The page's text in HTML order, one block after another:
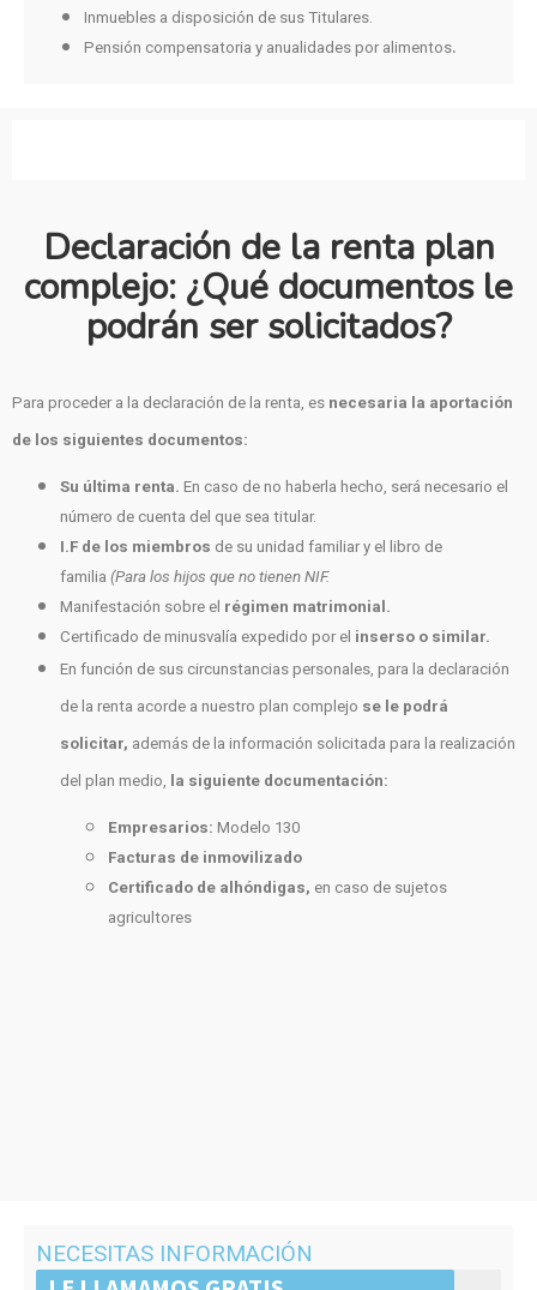
Inmuebles a disposición de sus Titulares.
Pensión compensatoria y anualidades por alimentos.
Declaración de la renta plan
complejo: ¿Qué documentos le
podrán ser solicitados?
Para proceder a la declaración de la renta, es necesaria la aportación
de los siguientes documentos:
Su última renta. En caso de no haberla hecho, será necesario el
número de cuenta del que sea titular.
I.F de los miembros de su unidad familiar y el libro de
familia (Para los hijos que no tienen NIF.
Manifestación sobre el régimen matrimonial.
Certificado de minusvalía expedido por el inserso o similar.
En función de sus circunstancias personales, para la declaración
de la renta acorde a nuestro plan complejo se le podrá
solicitar, además de la información solicitada para la realización
del plan medio, la siguiente documentación:
Empresarios: Modelo 130
Facturas de inmovilizado
Certificado de alhóndigas, en caso de sujetos
agricultores
NECESITAS INFORMACIÓN